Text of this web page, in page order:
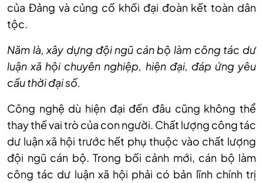
của Đảng và củng cố khối đại đoàn kết toàn dân
tộc.
Năm là, xây dựng đội ngũ cán bộ làm công tác dư
luận xã hội chuyên nghiệp, hiện đại, đáp ứng yêu
cầu thời đại số.
Công nghệ dù hiện đại đến đâu cũng không thể
thay thế vai trò của con người. Chất lượng công tác
dư luận xã hội trước hết phụ thuộc vào chất lượng
đội ngũ cán bộ. Trong bối cảnh mới, cán bộ làm
công tác dư luận xã hội phải có bản lĩnh chính trị